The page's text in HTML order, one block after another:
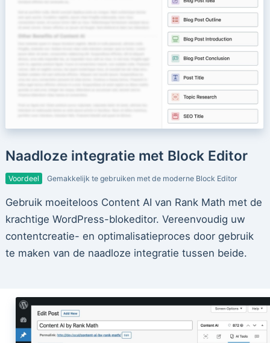
Naadloze integratie met Block Editor
Voordeel Gemakkelijk te gebruiken met de moderne Block Editor
Gebruik moeiteloos Content AI van Rank Math met de
krachtige WordPress-blokeditor. Vereenvoudig uw
contentcreatie- en optimalisatieproces door gebruik
te maken van de naadloze integratie tussen beide.